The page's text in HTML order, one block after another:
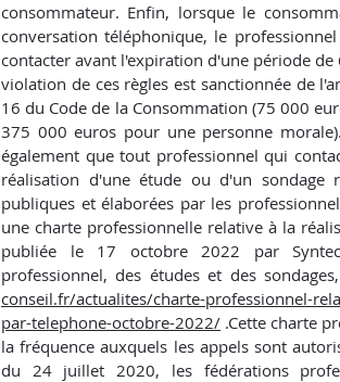
consommateur. Enfin, lorsque le
conversation téléphonique, le
contacter avant l'expiration d'une période
violation de ces règles est sanctionnée de
16 du Code de la Consommation (75 000
375 000 euros pour une personne
également que tout professionnel qui
réalisation d'une étude ou d'un sondage
publiques et élaborées par les
une charte professionnelle relative à la
publiée le 17 octobre 2022 par
professionnel, des études et des
conseil.fr/actualites/charte-professionnel-
par-telephone-octobre-2022/ .Cette charte
la fréquence auxquels les appels sont
du 24 juillet 2020, les fédérations